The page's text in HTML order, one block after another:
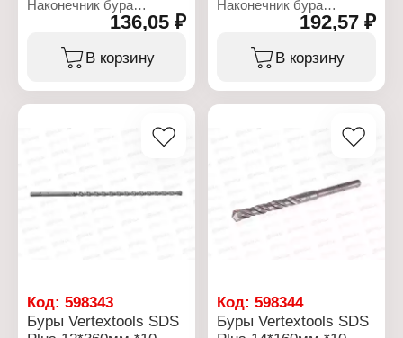
Наконечник бура
сформирован одной
победитовой пластиной
и имеет две режущих
износостойким припоем
что гарантирует высокий
Характеристики:
Тип хвостовика: SDS-
plus
Диаметр, мм: 12
136,05 ₽
В корзину
Наконечник бура
сформирован одной
победитовой пластиной
и имеет две режущих
износостойким припоем
что гарантирует высокий
Характеристики:
Бренд: Vertextools
Артикул: 999-12-260
Тип хвостовика: SDS-
plus
Диаметр, мм: 12
192,57 ₽
В корзину
Код: 598343
Буры Vertextools SDS
Код:598344
Буры Vertextools SDS